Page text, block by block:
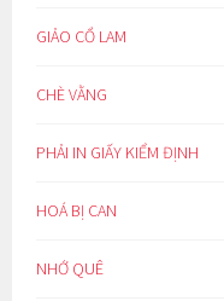
GIẢO CỔ LAM
CHÈ VẰNG
PHẢI IN GIẤY KIỂM ĐỊNH
HOÁ BỊ CAN
NHỚ QUÊ